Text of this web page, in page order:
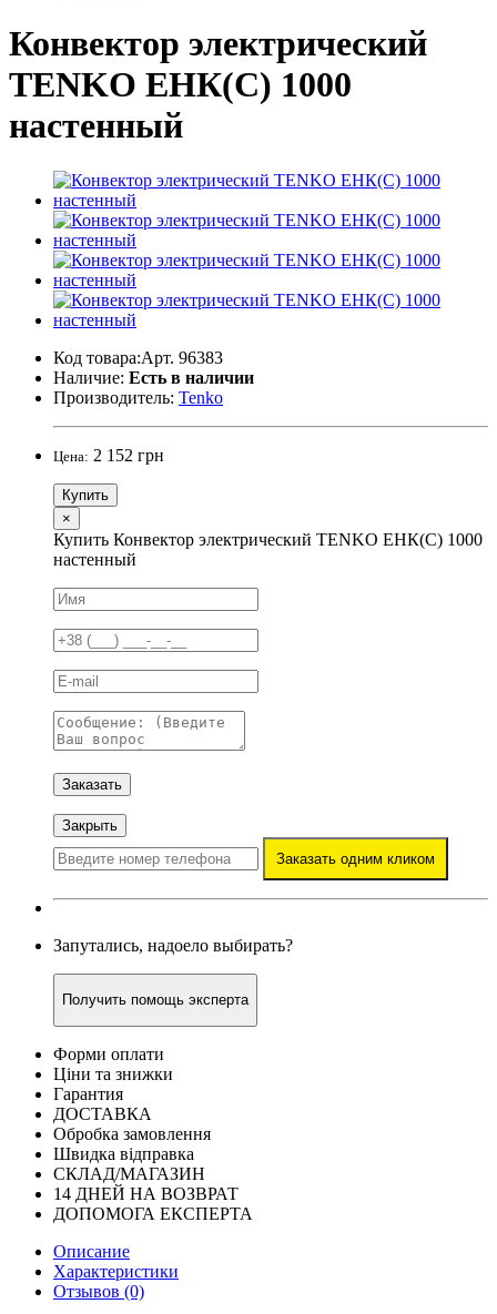
Конвектор электрический
TENKO ЕНК(С) 1000
настенный
Код товара:Арт. 96383
Наличие: Есть в наличии
Производитель: Tenko
Цена: 2 152 грн
Купить
×
Купить Конвектор электрический TENKO ЕНК(С) 1000
настенный
Заказать
Закрыть
Заказать одним кликом
Запутались, надоело выбирать?
Получить помощь эксперта
Форми оплати
Ціни та знижки
Гарантия
ДОСТАВКА
Обробка замовлення
Швидка відправка
СКЛАД/МАГАЗИН
14 ДНЕЙ НА ВОЗВРАТ
ДОПОМОГА ЕКСПЕРТА
Описание
Характеристики
Отзывов (0)